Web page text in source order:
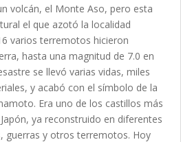
volcán, el Monte Aso, pero esta
el que azotó la localidad
varios terremotos hicieron
hasta una magnitud de 7.0 en
se llevó varias vidas, miles
y acabó con el símbolo de la
Era uno de los castillos más
ya reconstruido en diferentes
guerras y otros terremotos. Hoy